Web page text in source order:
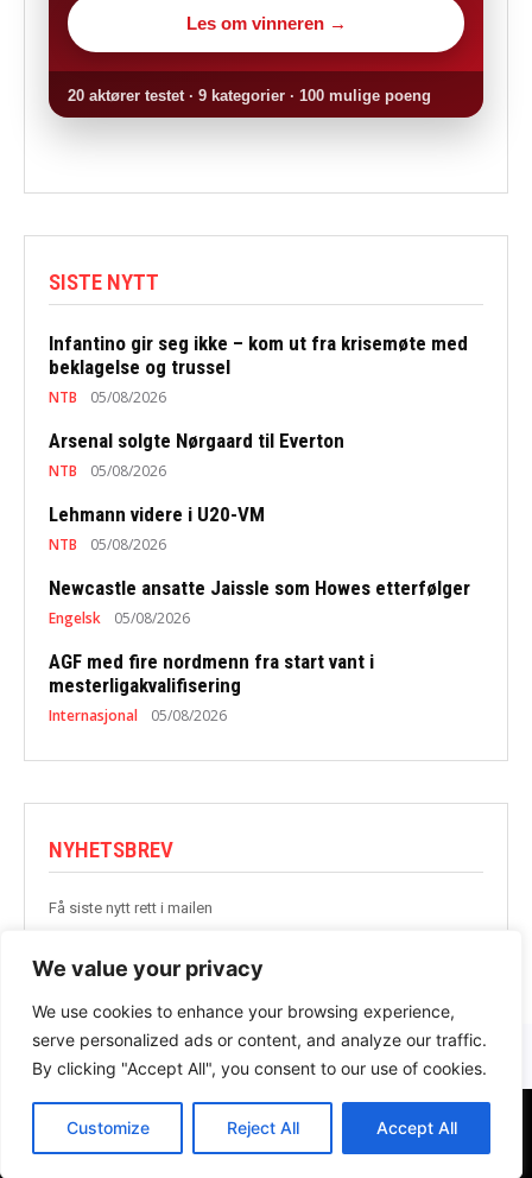
We value your privacy
We use cookies to enhance your browsing experience,
serve personalized ads or content, and analyze our traffic.
By clicking "Accept All", you consent to our use of cookies.
Customize Reject All Accept All
Les om vinneren →
20 aktører testet · 9 kategorier · 100 mulige poeng
SISTE NYTT
Infantino gir seg ikke – kom ut fra krisemøte med
beklagelse og trussel
NTB 05/08/2026
Arsenal solgte Nørgaard til Everton
NTB 05/08/2026
Lehmann videre i U20-VM
NTB 05/08/2026
Newcastle ansatte Jaissle som Howes etterfølger
Engelsk 05/08/2026
AGF med fire nordmenn fra start vant i
mesterligakvalifisering
Internasjonal 05/08/2026
NYHETSBREV
Få siste nytt rett i mailen